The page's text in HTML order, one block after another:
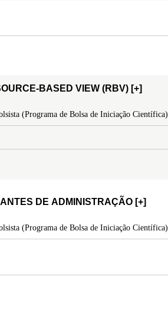
BASED VIEW (RBV) [+]
(Programa de Bolsa de Iniciação Científica)
DE ADMINISTRAÇÃO [+]
(Programa de Bolsa de Iniciação Científica)